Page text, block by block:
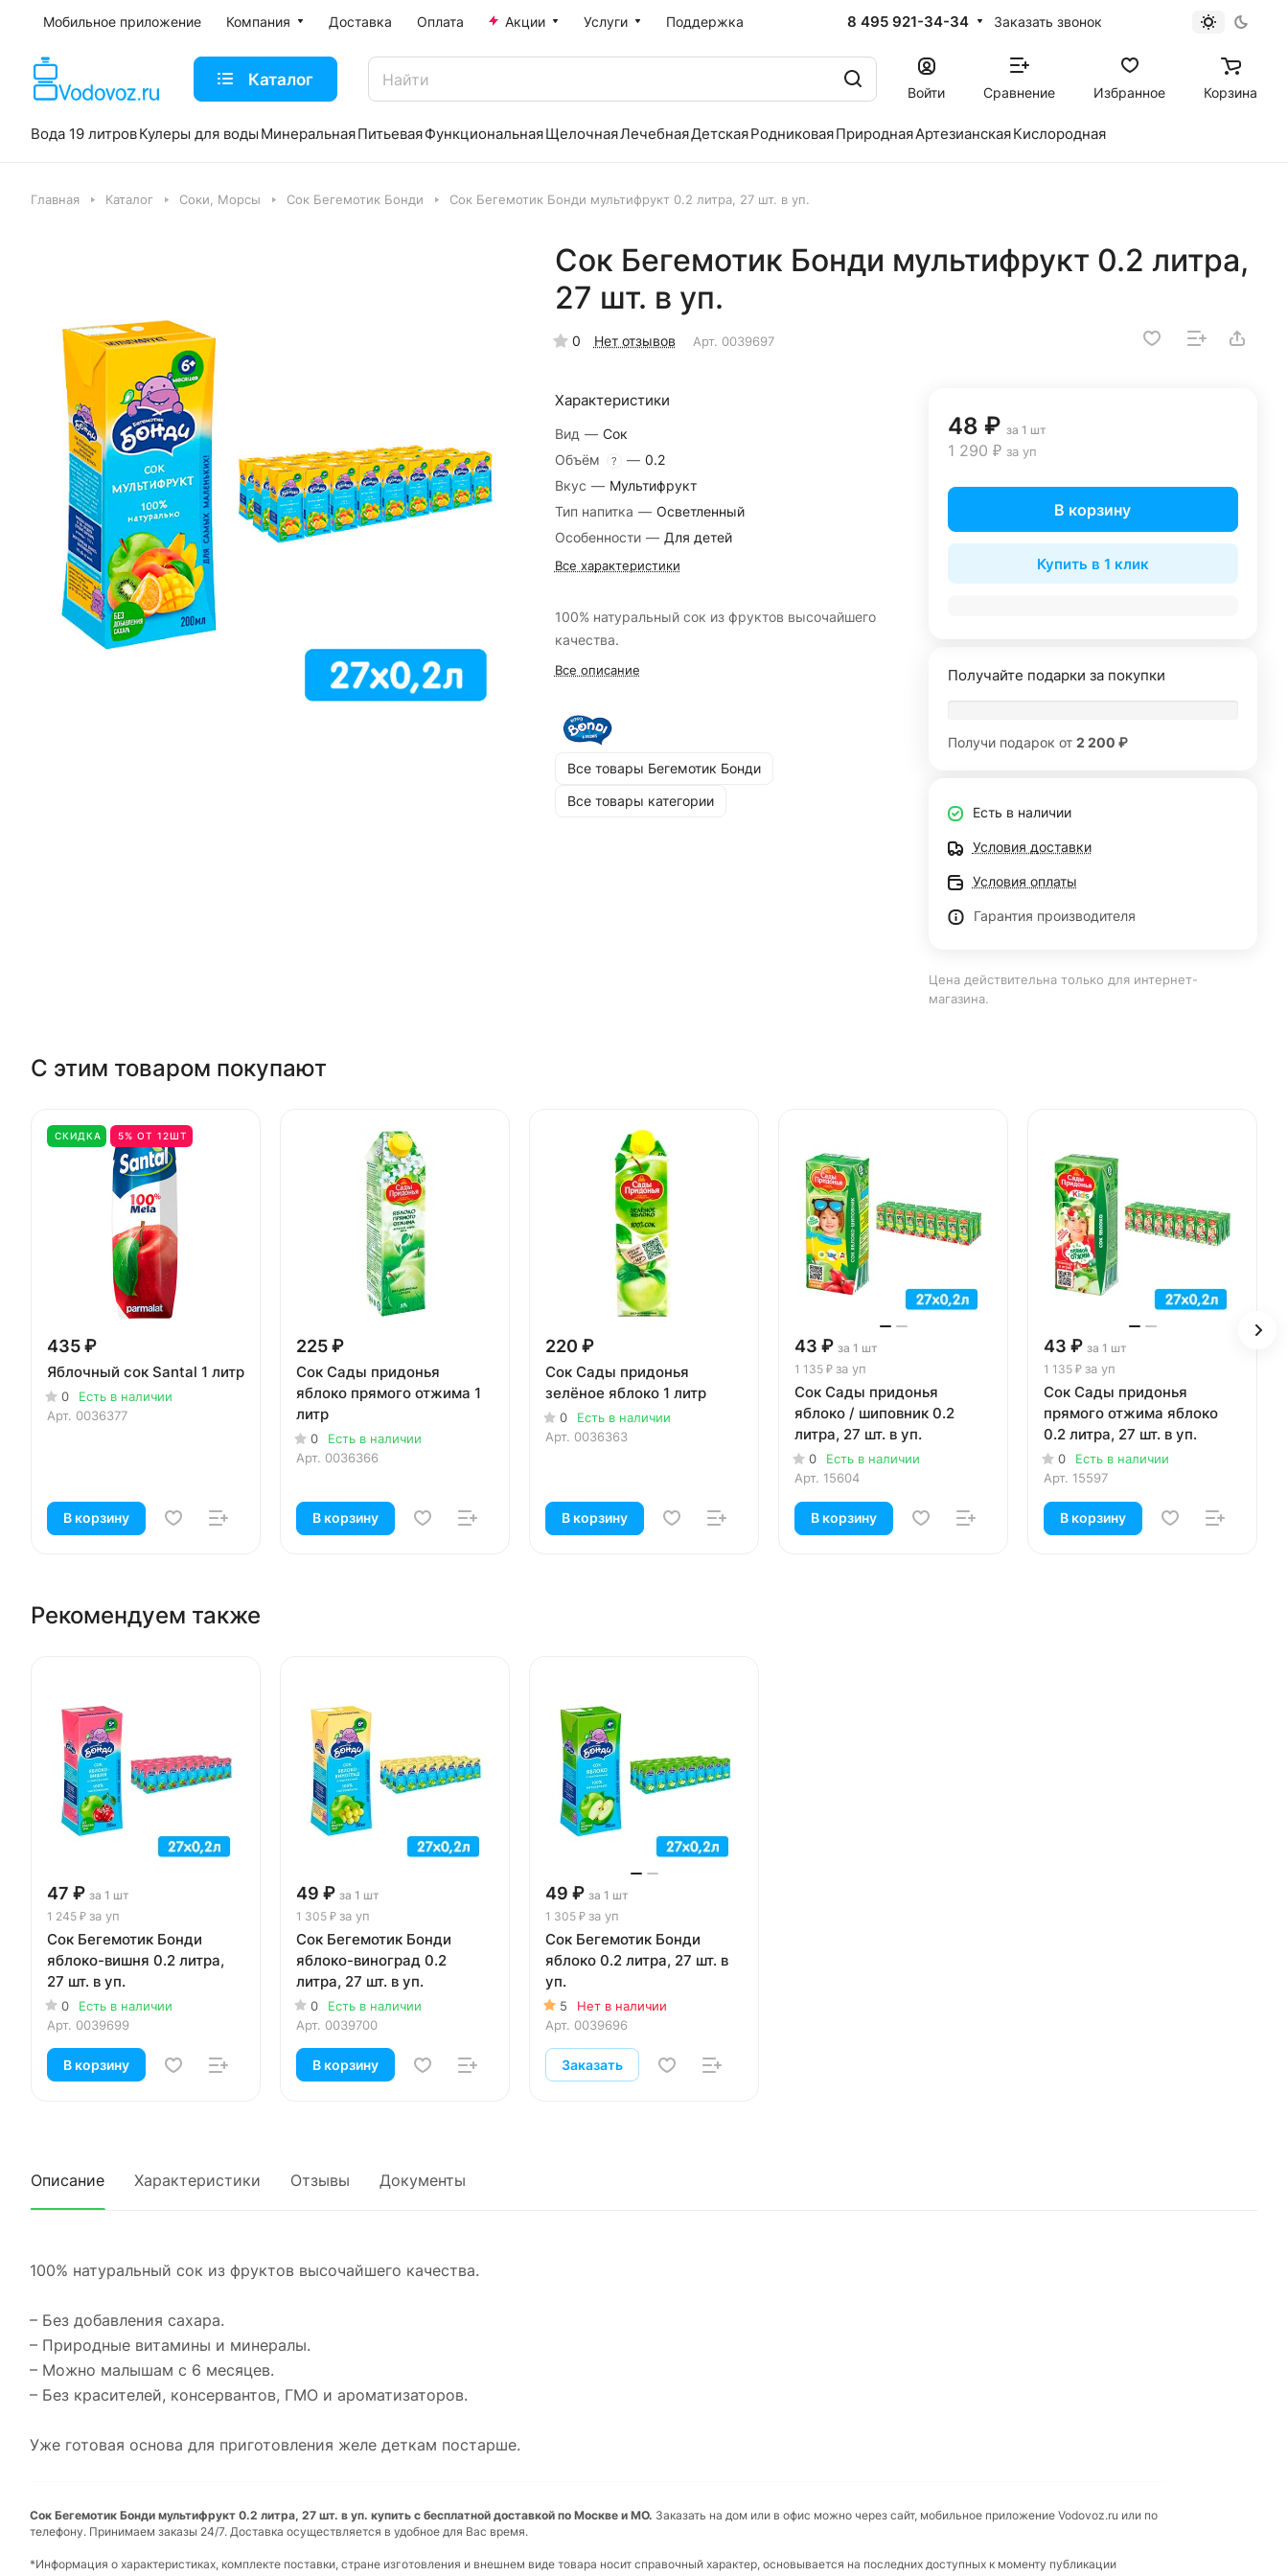
Мобильное приложение Компания Доставка Оплата Акции Услуги Поддержка 8 495 921-34-34 Заказать звонок
Каталог
Войти Сравнение Избранное Корзина
Вода 19 литровКулеры для воды МинеральнаяПитьеваяФункциональнаяЩелочнаяЛечебнаяДетскаяРодниковаяПрироднаяАртезианскаяКислородная
Главная Каталог Соки, Морсы Сок Бегемотик Бонди Сок Бегемотик Бонди мультифрукт 0.2 литра, 27 шт. в уп.
Сок Бегемотик Бонди мультифрукт 0.2 литра,
27 шт. в уп.
0 Нет отзывов Арт. 0039697
Характеристики
Вид — Сок
Объём
? — 0.2
Вкус — Мультифрукт
Тип напитка — Осветленный
Особенности — Для детей
Все характеристики
100% натуральный сок из фруктов высочайшего
качества.
Все описание
Все товары Бегемотик Бонди
Все товары категории
48 ₽ за 1 шт
1 290 ₽ за уп
В корзину
Купить в 1 клик
Получайте подарки за покупки
Получи подарок от 2 200 ₽
Есть в наличии
Условия доставки
Условия оплаты
Гарантия производителя
Цена действительна только для интернет-
магазина.
С этим товаром покупают
СКИДКА 5% ОТ 12ШТ
435 ₽
Яблочный сок Santal 1 литр
0
Есть в наличии
Арт. 0036377
В корзину
225 ₽
Сок Сады придонья
яблоко прямого отжима 1
литр
0
Есть в наличии
Арт. 0036366
В корзину
220 ₽
Сок Сады придонья
зелёное яблоко 1 литр
0
Есть в наличии
Арт. 0036363
В корзину
43 ₽ за 1 шт
1 135 ₽ за уп
Сок Сады придонья
яблоко / шиповник 0.2
литра, 27 шт. в уп.
0
Есть в наличии
Арт. 15604
В корзину
43 ₽ за 1 шт
1 135 ₽ за уп
Сок Сады придонья
прямого отжима яблоко
0.2 литра, 27 шт. в уп.
0
Есть в наличии
Арт. 15597
В корзину
Рекомендуем также
47 ₽ за 1 шт
1 245 ₽ за уп
Сок Бегемотик Бонди
яблоко-вишня 0.2 литра,
27 шт. в уп.
0
Есть в наличии
Арт. 0039699
В корзину
49 ₽ за 1 шт
1 305 ₽ за уп
Сок Бегемотик Бонди
яблоко-виноград 0.2
литра, 27 шт. в уп.
0
Есть в наличии
Арт. 0039700
В корзину
49 ₽ за 1 шт
1 305 ₽ за уп
Сок Бегемотик Бонди
яблоко 0.2 литра, 27 шт. в
уп.
5
Нет в наличии
Арт. 0039696
Заказать
Описание Характеристики Отзывы Документы
100% натуральный сок из фруктов высочайшего качества.
– Без добавления сахара.
– Природные витамины и минералы.
– Можно малышам с 6 месяцев.
– Без красителей, консервантов, ГМО и ароматизаторов.
Уже готовая основа для приготовления желе деткам постарше.
Сок Бегемотик Бонди мультифрукт 0.2 литра, 27 шт. в уп. купить с бесплатной доставкой по Москве и МО. Заказать на дом или в офис можно через сайт, мобильное приложение Vodovoz.ru или по
телефону. Принимаем заказы 24/7. Доставка осуществляется в удобное для Вас время.
*Информация о характеристиках, комплекте поставки, стране изготовления и внешнем виде товара носит справочный характер, основывается на последних доступных к моменту публикации